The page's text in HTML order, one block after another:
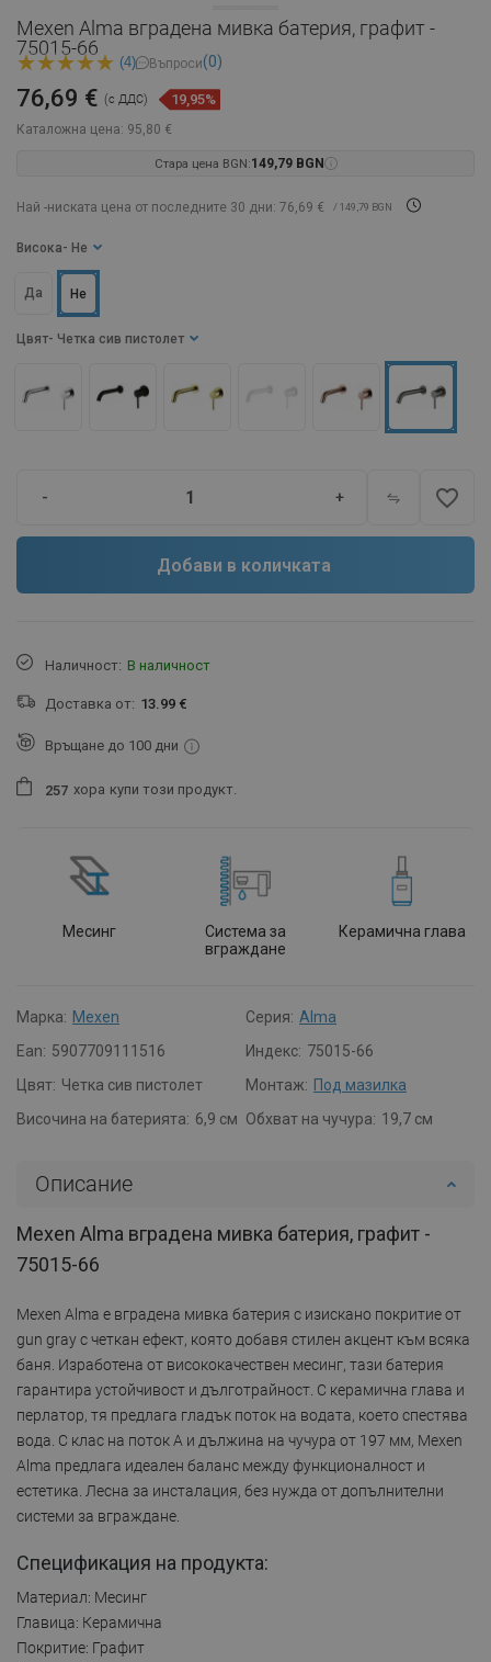
Mexen Alma вградена мивка батерия, графит -
75015-66
(4) Въпроси(0)
Каталожна цена: 95,80 €
76,69 € (с ДДС) 19,95%
Стара цена BGN:149,79 BGN
Най -ниската цена от последните 30 дни: 76,69 € / 149,79 BGN
Цвят - Четка сив пистолет
Висока - Не
Да Не
- + favorite_border
Добави в количката
Наличност: В наличност
Доставка от: 13.99 €
Връщане до 100 дни
257 хора купи този продукт.
Месинг
Система за
вграждане
Керамична глава
Марка: Mexen Серия: Alma
Ean: 5907709111516 Индекс: 75015-66
Цвят: Четка сив пистолет Монтаж: Под мазилка
Височина на батерията: 6,9 см Обхват на чучура: 19,7 см
Описание
Mexen Alma вградена мивка батерия, графит -
75015-66
Mexen Alma е вградена мивка батерия с изискано покритие от
gun gray с четкан ефект, която добавя стилен акцент към всяка
баня. Изработена от висококачествен месинг, тази батерия
гарантира устойчивост и дълготрайност. С керамична глава и
перлатор, тя предлага гладък поток на водата, което спестява
вода. С клас на поток A и дължина на чучура от 197 мм, Mexen
Alma предлага идеален баланс между функционалност и
естетика. Лесна за инсталация, без нужда от допълнителни
системи за вграждане.
Спецификация на продукта:
Материал: Месинг
Главица: Керамична
Покритие: Графит